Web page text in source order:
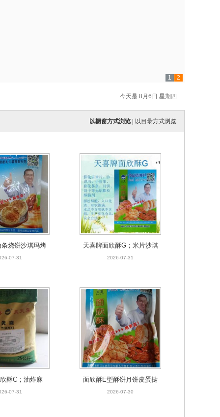
1 2
今天是 8月6日 星期四
以橱窗方式浏览 以目录方式浏览
烧饼沙琪玛烤
吉馍等膨松剂
07-31
天喜牌面欣酥G；米片沙琪
玛小鱼果薯条月饼饼干等无
2026-07-31
酥C；油炸麻
焦酥面果 馓子
07-31
面欣酥E型酥饼月饼皮蛋挞
皮老婆饼榴莲酥等酥脆膨松
2026-07-30